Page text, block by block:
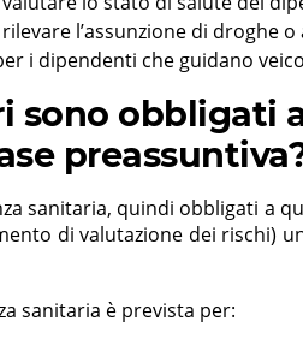
l’assunzione di droghe
i dipendenti che guidano
sono obbligati
sanitaria, quindi obbligati a
di valutazione dei rischi)
sanitaria è prevista per: